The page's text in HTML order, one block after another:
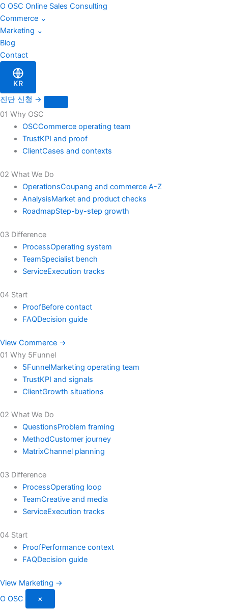
Skip
to
content
O OSC Online Sales Consulting
Commerce ⌄
Marketing ⌄
Blog
Contact
KR
진단 신청 →
01 Why OSC
OSCCommerce operating team
TrustKPI and proof
ClientCases and contexts
02 What We Do
OperationsCoupang and commerce A-Z
AnalysisMarket and product checks
RoadmapStep-by-step growth
03 Difference
ProcessOperating system
TeamSpecialist bench
ServiceExecution tracks
04 Start
ProofBefore contact
FAQDecision guide
View Commerce →
01 Why 5Funnel
5FunnelMarketing operating team
TrustKPI and signals
ClientGrowth situations
02 What We Do
QuestionsProblem framing
MethodCustomer journey
MatrixChannel planning
03 Difference
ProcessOperating loop
TeamCreative and media
ServiceExecution tracks
04 Start
ProofPerformance context
FAQDecision guide
View Marketing →
O OSC
×
블
로
검
색